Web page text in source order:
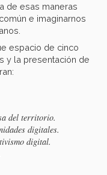
de esas maneras
e imaginarnos
espacio de cinco
y la presentación de
del territorio.
digitales.
digital.